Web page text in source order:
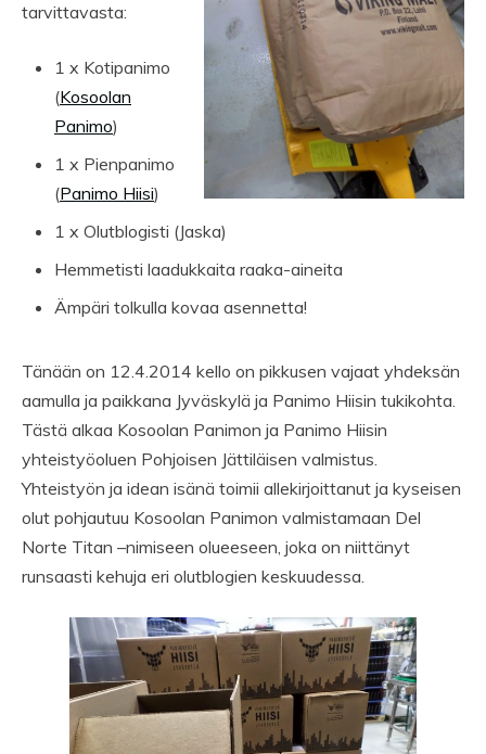
tarvittavasta:
1 x Kotipanimo
(Kosoolan
Panimo)
1 x Pienpanimo
(Panimo Hiisi)
1 x Olutblogisti (Jaska)
Hemmetisti laadukkaita raaka-aineita
Ämpäri tolkulla kovaa asennetta!
Tänään on 12.4.2014 kello on pikkusen vajaat yhdeksän
aamulla ja paikkana Jyväskylä ja Panimo Hiisin tukikohta.
Tästä alkaa Kosoolan Panimon ja Panimo Hiisin
yhteistyöoluen Pohjoisen Jättiläisen valmistus.
Yhteistyön ja idean isänä toimii allekirjoittanut ja kyseisen
olut pohjautuu Kosoolan Panimon valmistamaan Del
Norte Titan –nimiseen olueeseen, joka on niittänyt
runsaasti kehuja eri olutblogien keskuudessa.